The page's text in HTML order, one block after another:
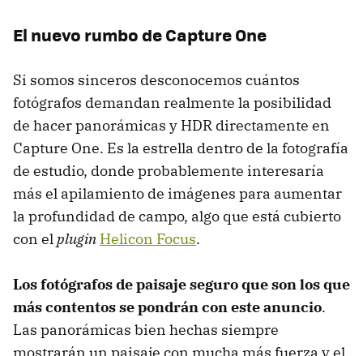
El nuevo rumbo de Capture One
Si somos sinceros desconocemos cuántos
fotógrafos demandan realmente la posibilidad
de hacer panorámicas y HDR directamente en
Capture One. Es la estrella dentro de la fotografía
de estudio, donde probablemente interesaría
más el apilamiento de imágenes para aumentar
la profundidad de campo, algo que está cubierto
con el plugin Helicon Focus.
Los fotógrafos de paisaje seguro que son los que
más contentos se pondrán con este anuncio.
Las panorámicas bien hechas siempre
mostrarán un paisaje con mucha más fuerza y el